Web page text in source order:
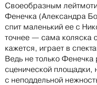
Своеобразным
Фенечка (Александра
спит маленький ее с
точнее — сама коляска
кажется, играет в
Ведь не только Фенечка
сценической площадки,
с неподдельной